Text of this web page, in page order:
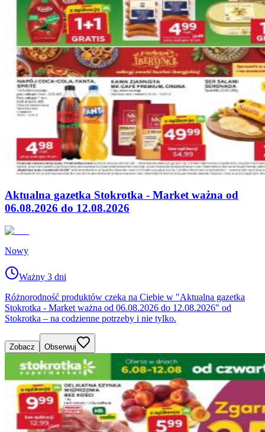
Aktualna gazetka Stokrotka - Market ważna od
06.08.2026 do 12.08.2026
Nowy
Ważny 3 dni
Różnorodność produktów czeka na Ciebie w "Aktualna gazetka
Stokrotka - Market ważna od 06.08.2026 do 12.08.2026" od
Stokrotka – na codzienne potrzeby i nie tylko.
Zobacz Obserwuj